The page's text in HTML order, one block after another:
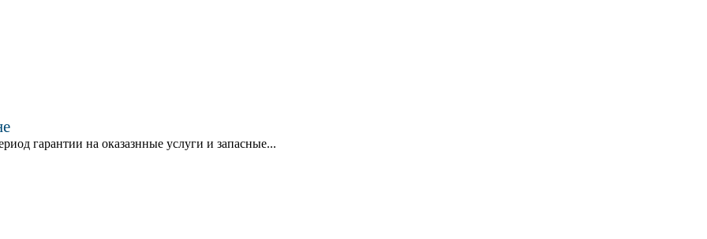
гарантии на оказазнные услуги и запасные...